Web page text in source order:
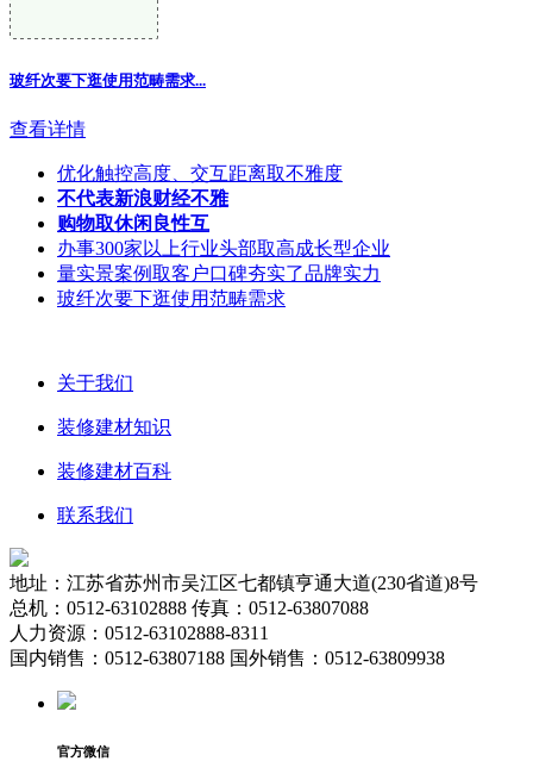
玻纤次要下逛使用范畴需求...
查看详情
优化触控高度、交互距离取不雅度
不代表新浪财经不雅
购物取休闲良性互
办事300家以上行业头部取高成长型企业
量实景案例取客户口碑夯实了品牌实力
玻纤次要下逛使用范畴需求
关于我们
装修建材知识
装修建材百科
联系我们
地址：江苏省苏州市吴江区七都镇亨通大道(230省道)8号
总机：0512-63102888 传真：0512-63807088
人力资源：0512-63102888-8311
国内销售：0512-63807188 国外销售：0512-63809938
官方微信